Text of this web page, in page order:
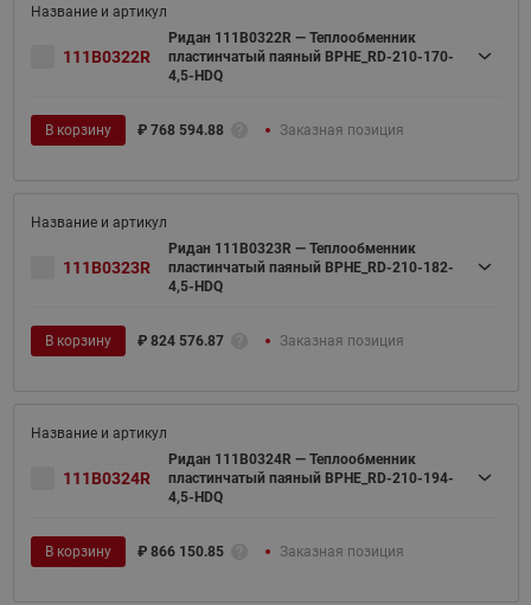
111B0322R
Ридан 111B0322R — Теплообменник
пластинчатый паяный BPHE_RD-210-170-
4,5-HDQ
В корзину ₽ 768 594.88 Заказная позиция
111B0323R
Ридан 111B0323R — Теплообменник
пластинчатый паяный BPHE_RD-210-182-
4,5-HDQ
В корзину ₽ 824 576.87 Заказная позиция
111B0324R
Ридан 111B0324R — Теплообменник
пластинчатый паяный BPHE_RD-210-194-
4,5-HDQ
В корзину ₽ 866 150.85 Заказная позиция